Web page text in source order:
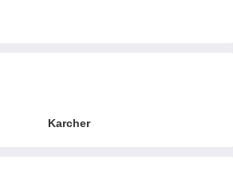
Karcher